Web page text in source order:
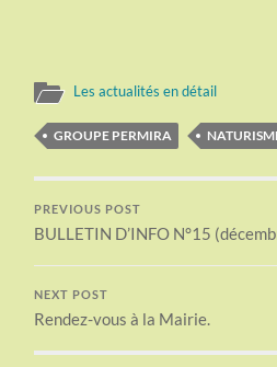
Les actualités en détail
GROUPE PERMIRA
PREVIOUS POST
BULLETIN D’INFO N°15
NEXT POST
Rendez-vous à la Mairie.